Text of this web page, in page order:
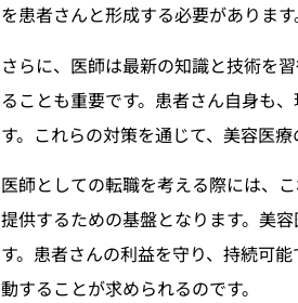
を患者さんと形成する必要があります
さらに、医師は最新の知識と技術を
ることも重要です。患者さん自身も
す。これらの対策を通じて、美容医
医師としての転職を考える際には、
提供するための基盤となります。美
す。患者さんの利益を守り、持続可
動することが求められるのです。